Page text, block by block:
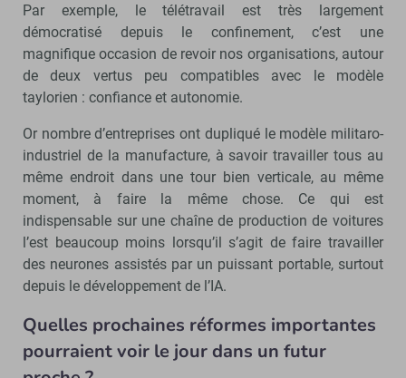
Par exemple, le télétravail est très largement
démocratisé depuis le confinement, c’est une
magnifique occasion de revoir nos organisations, autour
de deux vertus peu compatibles avec le modèle
taylorien : confiance et autonomie.
Or nombre d’entreprises ont dupliqué le modèle militaro-
industriel de la manufacture, à savoir travailler tous au
même endroit dans une tour bien verticale, au même
moment, à faire la même chose. Ce qui est
indispensable sur une chaîne de production de voitures
l’est beaucoup moins lorsqu’il s’agit de faire travailler
des neurones assistés par un puissant portable, surtout
depuis le développement de l’IA.
Quelles prochaines réformes importantes
pourraient voir le jour dans un futur